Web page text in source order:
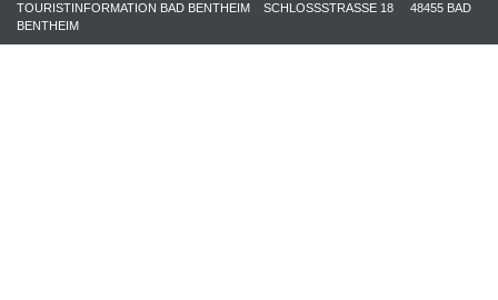
TOURISTINFORMATION BAD BENTHEIM SCHLOSSSTRASSE 18 48455 BAD
BENTHEIM